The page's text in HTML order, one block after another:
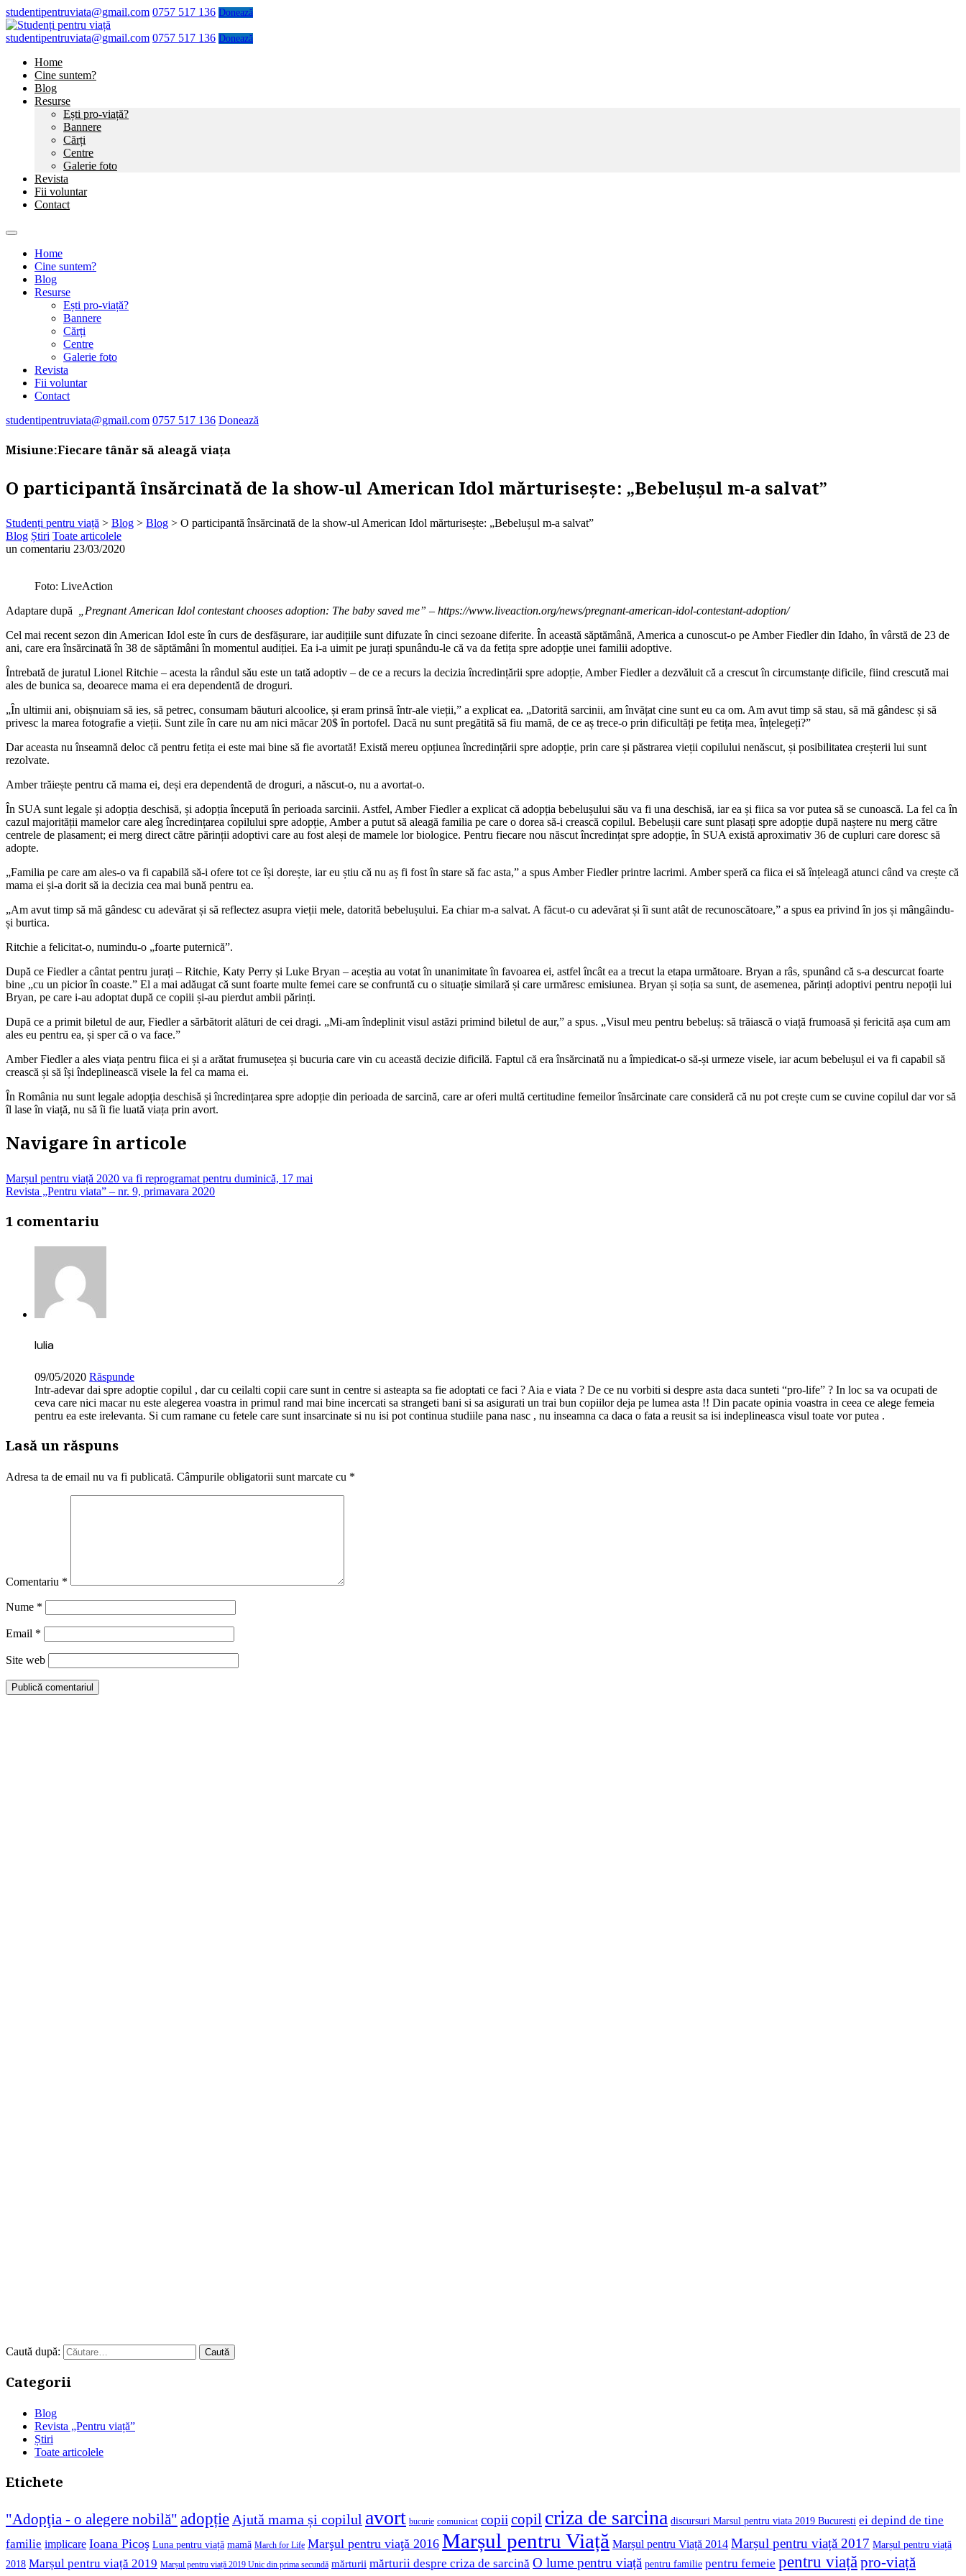
studentipentruviata@gmail.com 0757 517 136 Donează
studentipentruviata@gmail.com 0757 517 136 Donează
Home
Cine suntem?
Blog
Resurse
Ești pro-viață?
Bannere
Cărți
Centre
Galerie foto
Revista
Fii voluntar
Contact
Home
Cine suntem?
Blog
Resurse
Ești pro-viață?
Bannere
Cărți
Centre
Galerie foto
Revista
Fii voluntar
Contact
studentipentruviata@gmail.com 0757 517 136 Donează
Misiune:Fiecare tânăr să aleagă viața
O participantă însărcinată de la show-ul American Idol mărturisește: „Bebelușul m-a salvat”
Studenți pentru viață > Blog > Blog > O participantă însărcinată de la show-ul American Idol mărturisește: „Bebelușul m-a salvat”
Blog Știri Toate articolele
un comentariu 23/03/2020
Foto: LiveAction
Adaptare după „Pregnant American Idol contestant chooses adoption: The baby saved me” – https://www.liveaction.org/news/pregnant-american-idol-contestant-adoption/
Cel mai recent sezon din American Idol este în curs de desfășurare, iar audițiile sunt difuzate în cinci sezoane diferite. În această săptămână, America a cunoscut-o pe Amber Fiedler din Idaho, în vârstă de 23 de
ani, care era însărcinată în 38 de săptămâni în momentul audiției. Ea i-a uimit pe jurați spunându-le că va da fetița spre adopție unei familii adoptive.
Întrebată de juratul Lionel Ritchie – acesta la rândul său este un tată adoptiv – de ce a recurs la decizia încredințării spre adopție, Amber Fiedler a dezvăluit că a crescut în circumstanțe dificile, fiind crescută mai
ales de bunica sa, deoarece mama ei era dependentă de droguri.
„În ultimii ani, obișnuiam să ies, să petrec, consumam băuturi alcoolice, și eram prinsă într-ale vieții,” a explicat ea. „Datorită sarcinii, am învățat cine sunt eu ca om. Am avut timp să stau, să mă gândesc și să
privesc la marea fotografie a vieții. Sunt zile în care nu am nici măcar 20$ în portofel. Dacă nu sunt pregătită să fiu mamă, de ce aș trece-o prin dificultăți pe fetița mea, înțelegeți?”
Dar aceasta nu înseamnă deloc că pentru fetița ei este mai bine să fie avortată! Există mereu opțiunea încredințării spre adopție, prin care și păstrarea vieții copilului nenăscut, și posibilitatea creșterii lui sunt
rezolvate.
Amber trăiește pentru că mama ei, deși era dependentă de droguri, a născut-o, nu a avortat-o.
În SUA sunt legale și adopția deschisă, și adopția începută în perioada sarcinii. Astfel, Amber Fiedler a explicat că adopția bebelușului său va fi una deschisă, iar ea și fiica sa vor putea să se cunoască. La fel ca în
cazul majorității mamelor care aleg încredințarea copilului spre adopție, Amber a putut să aleagă familia pe care o dorea să-i crească copilul. Bebelușii care sunt plasați spre adopție după naștere nu merg către
centrele de plasament; ei merg direct către părinții adoptivi care au fost aleși de mamele lor biologice. Pentru fiecare nou născut încredințat spre adopție, în SUA există aproximativ 36 de cupluri care doresc să
adopte.
„Familia pe care am ales-o va fi capabilă să-i ofere tot ce își dorește, iar eu știu că nu aș fi fost în stare să fac asta,” a spus Amber Fiedler printre lacrimi. Amber speră ca fiica ei să înțeleagă atunci când va crește că
mama ei și-a dorit să ia decizia cea mai bună pentru ea.
„Am avut timp să mă gândesc cu adevărat și să reflectez asupra vieții mele, datorită bebelușului. Ea chiar m-a salvat. A făcut-o cu adevărat și îi sunt atât de recunoscătoare,” a spus ea privind în jos și mângâindu-
și burtica.
Ritchie a felicitat-o, numindu-o „foarte puternică”.
După ce Fiedler a cântat pentru jurați – Ritchie, Katy Perry și Luke Bryan – aceștia au votat în unanimitate în favoarea ei, astfel încât ea a trecut la etapa următoare. Bryan a râs, spunând că s-a descurcat foarte
bine „cu un picior în coaste.” El a mai adăugat că sunt foarte multe femei care se confruntă cu o situație similară și care urmăresc emisiunea. Bryan și soția sa sunt, de asemenea, părinți adoptivi pentru nepoții lui
Bryan, pe care i-au adoptat după ce copiii și-au pierdut ambii părinți.
După ce a primit biletul de aur, Fiedler a sărbătorit alături de cei dragi. „Mi-am îndeplinit visul astăzi primind biletul de aur,” a spus. „Visul meu pentru bebeluș: să trăiască o viață frumoasă și fericită așa cum am
ales eu pentru ea, și sper că o va face.”
Amber Fiedler a ales viața pentru fiica ei și a arătat frumusețea și bucuria care vin cu această decizie dificilă. Faptul că era însărcinată nu a împiedicat-o să-și urmeze visele, iar acum bebelușul ei va fi capabil să
crească și să își îndeplinească visele la fel ca mama ei.
În România nu sunt legale adopția deschisă și încredințarea spre adopție din perioada de sarcină, care ar oferi multă certitudine femeilor însărcinate care consideră că nu pot crește cum se cuvine copilul dar vor să
îl lase în viață, nu să îi fie luată viața prin avort.
Navigare în articole
Marșul pentru viață 2020 va fi reprogramat pentru duminică, 17 mai
Revista „Pentru viata” – nr. 9, primavara 2020
1 comentariu
Iulia
09/05/2020 Răspunde
Intr-adevar dai spre adoptie copilul , dar cu ceilalti copii care sunt in centre si asteapta sa fie adoptati ce faci ? Aia e viata ? De ce nu vorbiti si despre asta daca sunteti “pro-life” ? In loc sa va ocupati de
ceva care nici macar nu este alegerea voastra in primul rand mai bine incercati sa strangeti bani si sa asigurati un trai bun copiilor deja pe lumea asta !! Din pacate opinia voastra in ceea ce alege femeia
pentru ea este irelevanta. Si cum ramane cu fetele care sunt insarcinate si nu isi pot continua studiile pana nasc , nu inseamna ca daca o fata a reusit sa isi indeplineasca visul toate vor putea .
Lasă un răspuns
Adresa ta de email nu va fi publicată. Câmpurile obligatorii sunt marcate cu *
Comentariu *
Nume *
Email *
Site web
Caută după:
Categorii
Blog
Revista „Pentru viață”
Știri
Toate articolele
Etichete
"Adopţia - o alegere nobilă" adopțieAjută mama și copilul avort bucurie comunicat copiicopil criza de sarcina discursuri Marsul pentru viata 2019 Bucuresti ei depind de tine
familie implicare Ioana Picoş Luna pentru viață mamă March for Life Marşul pentru viaţă 2016 Marșul pentru Viață Marșul pentru Viață 2014 Marșul pentru viață 2017 Marșul pentru viață
2018 Marșul pentru viață 2019 Marșul pentru viață 2019 Unic din prima secundă mărturii mărturii despre criza de sarcină O lume pentru viață pentru familie pentru femeie pentru viațăpro-viață